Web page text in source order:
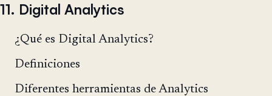
11. Digital Analytics
¿Qué es Digital Analytics?
Definiciones
Diferentes herramientas de Analytics